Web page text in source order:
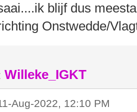
blijf dus
Onstwedde/
Willeke_IGKT
Aug-2022, 12:10 PM